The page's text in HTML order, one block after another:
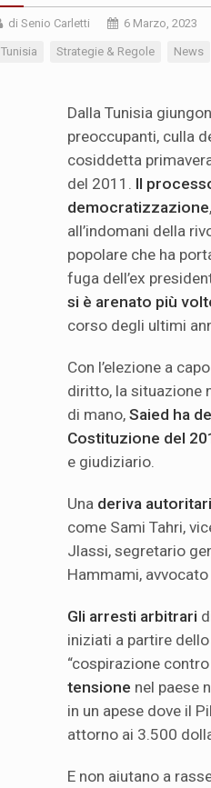
di Senio Carletti 6 Marzo, 2023
Tunisia Strategie & Regole News
Dalla Tunisia
preoccupanti, culla
cosiddetta
del 2011. Il
democratizzazione
all’indomani della
popolare che ha
fuga dell’ex
si è arenato più
corso degli ultimi
Con l’elezione a
diritto, la situazione
di mano, Saied ha
Costituzione del
e giudiziario.
Una deriva
come Sami Tahri,
Jlassi, segretario
Hammami,
Gli arresti arbitrari
iniziati a partire
“cospirazione
tensione nel paese
in un apese dove il
attorno ai 3.500
E non aiutano a